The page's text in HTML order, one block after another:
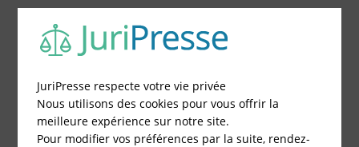
Choisissez votre formulaire :
Constitution de société
Fonds de Commerce
Cessation d'activité
JuriPresse respecte votre vie privée
Nous utilisons des cookies pour vous offrir la
meilleure expérience sur notre site.
Pour modifier vos préférences par la suite, rendez-